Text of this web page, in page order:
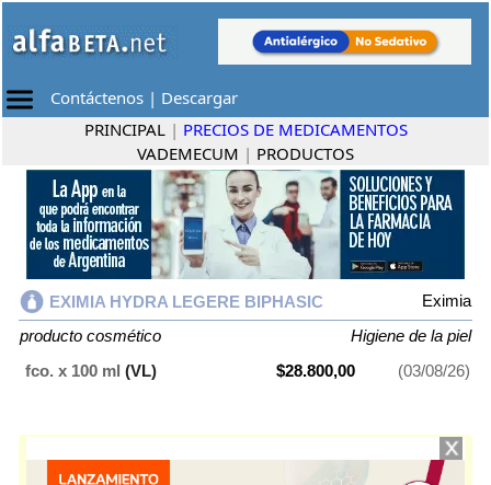
Contáctenos | Descargar
PRINCIPAL | PRECIOS DE MEDICAMENTOS
VADEMECUM | PRODUCTOS
EXIMIA HYDRA LEGERE BIPHASIC
Eximia
producto cosmético
Higiene de la piel
fco. x 100 ml (VL) $28.800,00 (03/08/26)
y se
indica comoHigiene de la piel
y cuenta con 1